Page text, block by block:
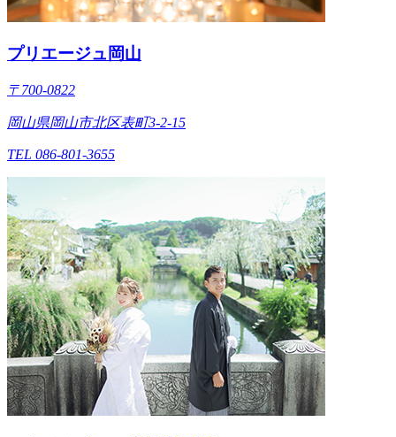
プリエージュ岡山
〒700-0822
岡山県岡山市北区表町3-2-15
TEL 086-801-3655